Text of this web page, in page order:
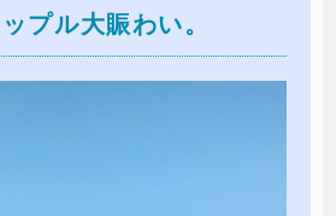
プル大賑わい。